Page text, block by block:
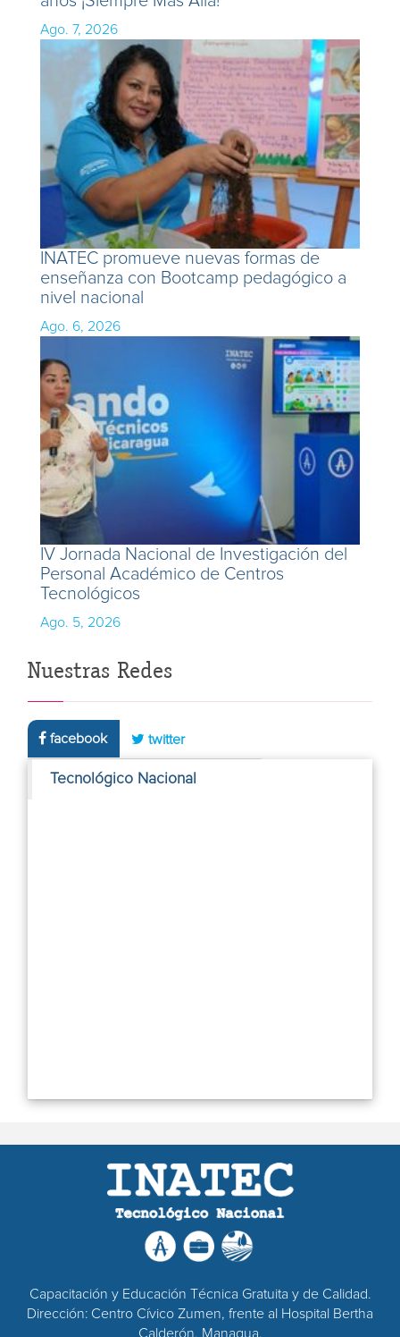
Ago. 7, 2026
INATEC promueve nuevas formas de
enseñanza con Bootcamp pedagógico a
nivel nacional
Ago. 6, 2026
IV Jornada Nacional de Investigación del
Personal Académico de Centros
Tecnológicos
Ago. 5, 2026
Nuestras Redes
facebook twitter
Tecnológico Nacional
Capacitación y Educación Técnica Gratuita y de Calidad.
Dirección: Centro Cívico Zumen, frente al Hospital Bertha
Calderón, Managua.